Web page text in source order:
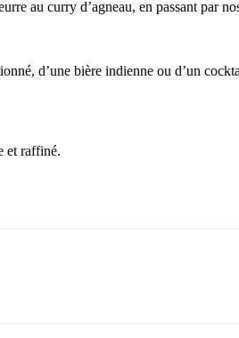
au curry d’agneau, en passant par
d’une bière indienne ou d’un
et raffiné.